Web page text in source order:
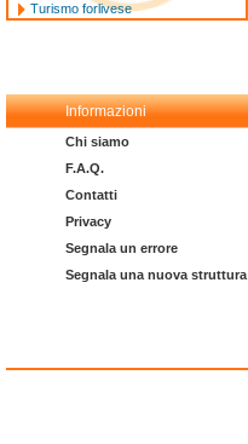
Turismo forlivese
Informazioni
Chi siamo
F.A.Q.
Contatti
Privacy
Segnala un errore
Segnala una nuova struttura